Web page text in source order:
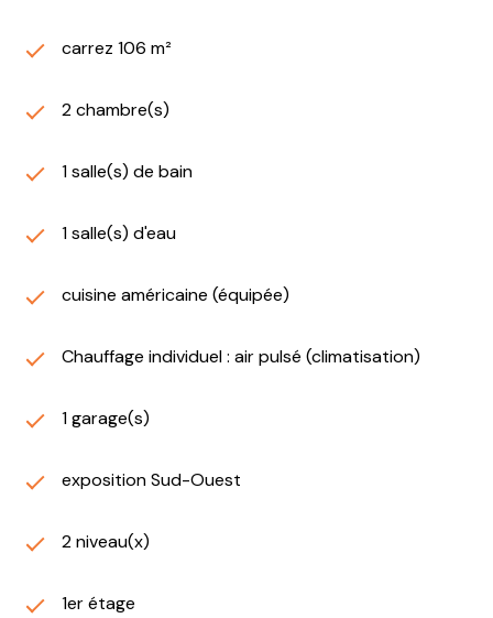
carrez 106 m²
2 chambre(s)
1 salle(s) de bain
1 salle(s) d'eau
cuisine américaine (équipée)
Chauffage individuel : air pulsé (climatisation)
1 garage(s)
exposition Sud-Ouest
2 niveau(x)
1er étage